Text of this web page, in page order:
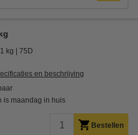
1 kg 75D
en beschrijving
is maandag in huis
Bestellen